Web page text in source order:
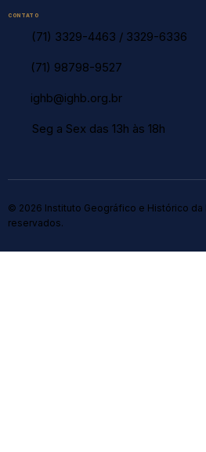
CONTATO
(71) 3329-4463 / 3329-6336
(71) 98798-9527
ighb@ighb.org.br
Seg a Sex das 13h às 18h
© 2026 Instituto Geográfico e Histórico da
reservados.